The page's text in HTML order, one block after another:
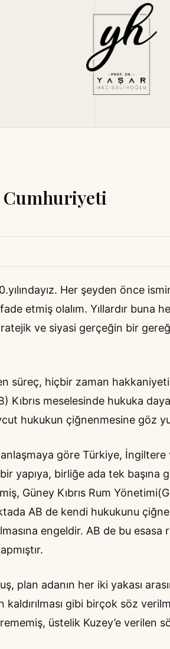
Cumhuriyeti
Her şeyden önce
etmiş olalım. Yıllardır buna
ve siyasi gerçeğin bir
süreç, hiçbir zaman
meselesinde hukuka
hukukun çiğnenmesine göz
göre Türkiye,
yapıya, birliğe ada tek başına
Güney Kıbrıs Rum
AB de kendi hukukunu
engeldir. AB de bu esasa
plan adanın her iki yakası
gibi birçok söz
üstelik Kuzey’e verilen